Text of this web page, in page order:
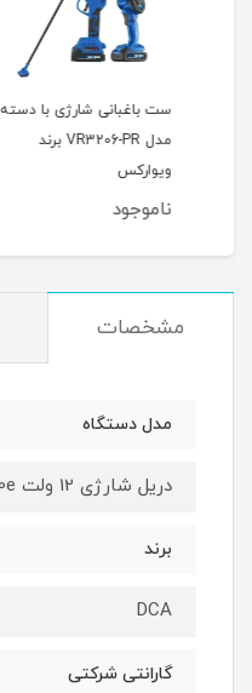
ست باغبانی شارژی با دسته
مدل VR3206-PR برند
ویوارکس
ناموجود
مشخصات
مدل دستگاه
دریل شارژی 12 ولت ADJZ20_10e
برند
DCA
گارانتی شرکتی